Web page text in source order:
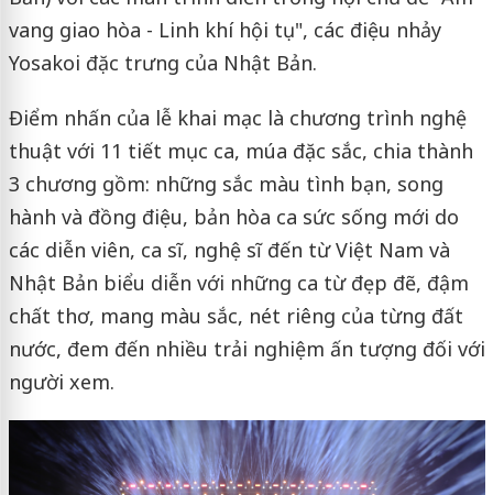
vang giao hòa - Linh khí hội tụ", các điệu nhảy
Yosakoi đặc trưng của Nhật Bản.
Điểm nhấn của lễ khai mạc là chương trình nghệ
thuật với 11 tiết mục ca, múa đặc sắc, chia thành
3 chương gồm: những sắc màu tình bạn, song
hành và đồng điệu, bản hòa ca sức sống mới do
các diễn viên, ca sĩ, nghệ sĩ đến từ Việt Nam và
Nhật Bản biểu diễn với những ca từ đẹp đẽ, đậm
chất thơ, mang màu sắc, nét riêng của từng đất
nước, đem đến nhiều trải nghiệm ấn tượng đối với
người xem.